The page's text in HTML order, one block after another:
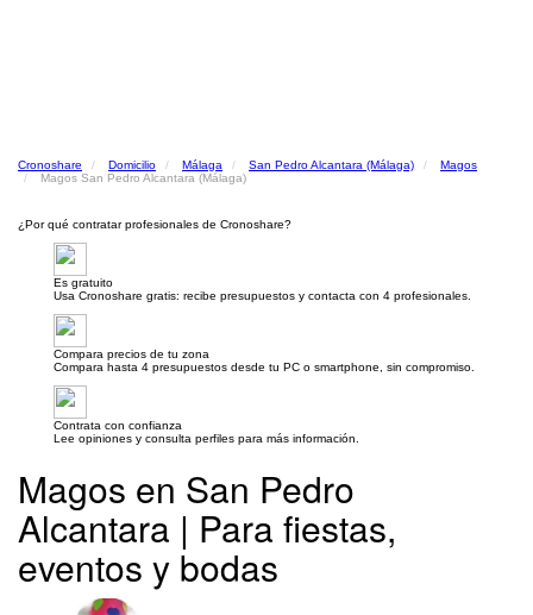
Cronoshare Domicilio Málaga San Pedro Alcantara (Málaga)
Magos
Magos San Pedro Alcantara (Málaga)
¿Por qué contratar profesionales de Cronoshare?
Es gratuito
Usa Cronoshare gratis: recibe presupuestos y contacta con 4 profesionales.
Compara precios de tu zona
Compara hasta 4 presupuestos desde tu PC o smartphone, sin compromiso.
Contrata con confianza
Lee opiniones y consulta perfiles para más información.
Magos en San Pedro
Alcantara | Para fiestas,
eventos y bodas